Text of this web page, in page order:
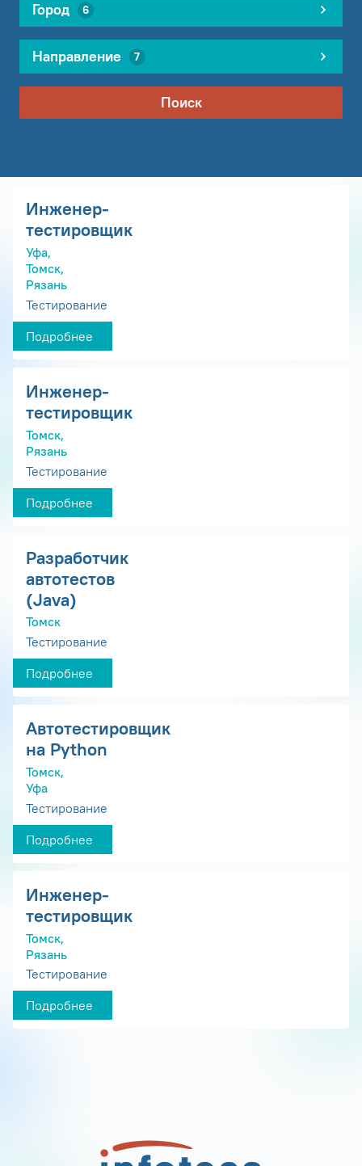
Город 6
Направление 7
Поиск
Инженер-
тестировщик
Уфа,
Томск,
Рязань
Тестирование
Подробнее
Инженер-
тестировщик
Томск,
Рязань
Тестирование
Подробнее
Разработчик
автотестов
(Java)
Томск
Тестирование
Подробнее
Автотестировщик
на Python
Томск,
Уфа
Тестирование
Подробнее
Инженер-
тестировщик
Томск,
Рязань
Тестирование
Подробнее